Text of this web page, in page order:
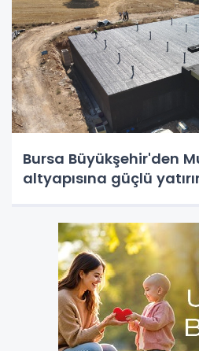
Bursa Büyükşehir'den
altyapısına güçlü